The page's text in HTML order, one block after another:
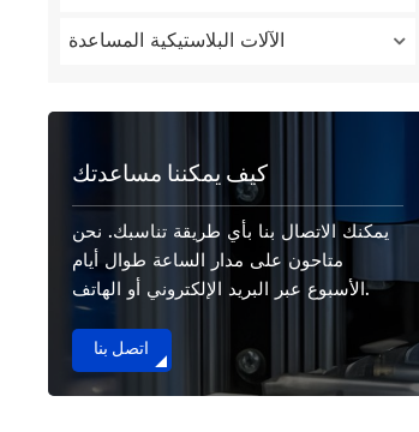
الآلات البلاستيكية المساعدة
كيف يمكننا مساعدتك
يمكنك الاتصال بنا بأي طريقة تناسبك. نحن
متاحون على مدار الساعة طوال أيام
الأسبوع عبر البريد الإلكتروني أو الهاتف.
اتصل بنا